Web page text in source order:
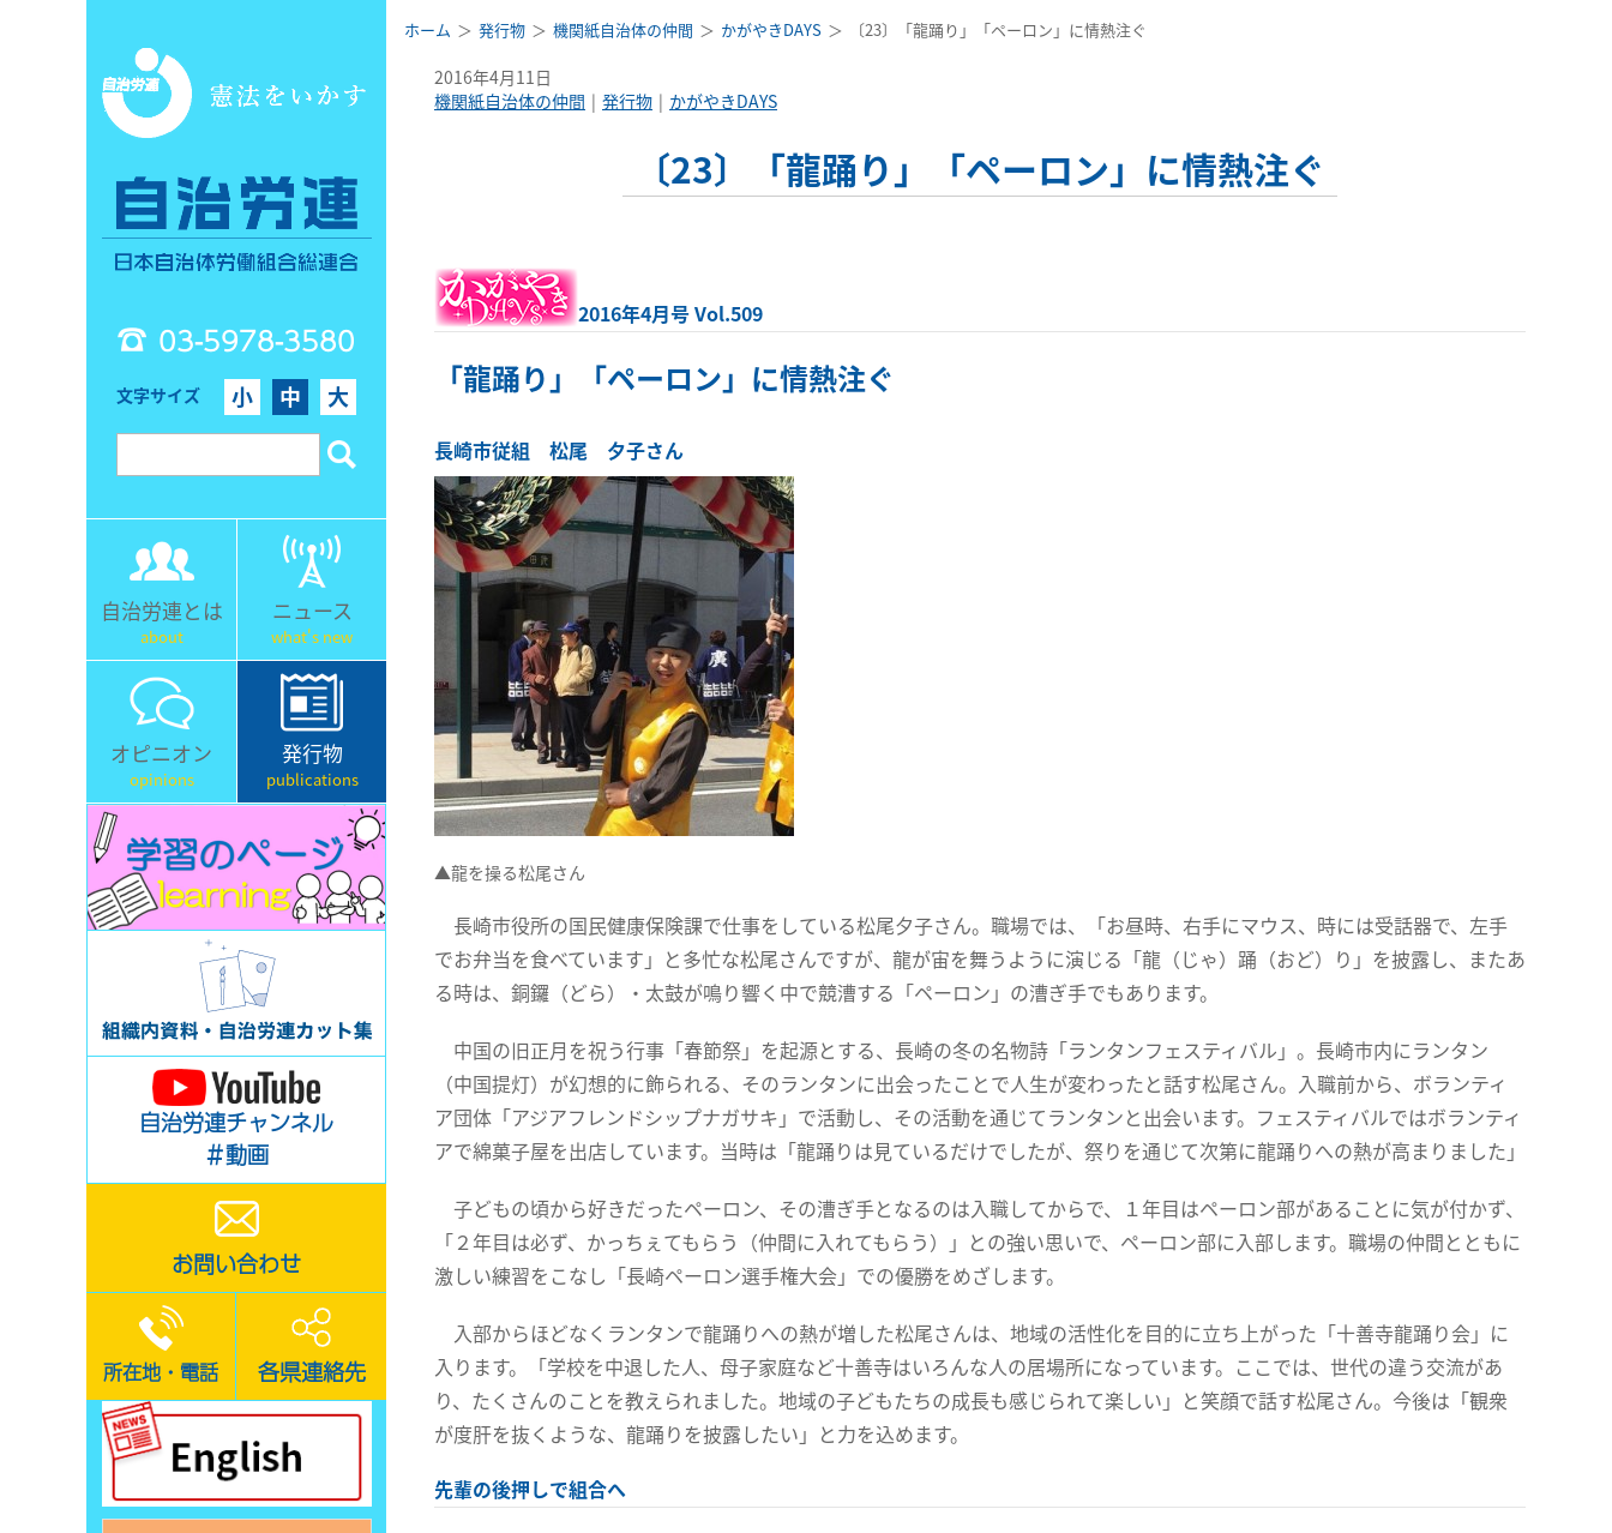
03-5978-3580
文字サイズ 小 中 大
自治労連とは
about
ニュース
what's new
オピニオン
opinions
発行物
publications
自治労連チャンネル
＃動画
お問い合わせ
所在地・電話 各県連絡先
ホーム 発行物 機関紙自治体の仲間 かがやきDAYS 〔23〕「龍踊り」「ペーロン」に情熱注ぐ
2016年4月11日
機関紙自治体の仲間
発行物 かがやきDAYS
〔23〕「龍踊り」「ペーロン」に情熱注ぐ
2016年4月号 Vol.509
「龍踊り」「ペーロン」に情熱注ぐ
長崎市従組 松尾 夕子さん
▲龍を操る松尾さん
長崎市役所の国民健康保険課で仕事をしている松尾夕子さん。職場では、「お昼時、右手にマウス、時には受話器で、左手
でお弁当を食べています」と多忙な松尾さんですが、龍が宙を舞うように演じる「龍（じゃ）踊（おど）り」を披露し、またあ
る時は、銅鑼（どら）・太鼓が鳴り響く中で競漕する「ペーロン」の漕ぎ手でもあります。
中国の旧正月を祝う行事「春節祭」を起源とする、長崎の冬の名物詩「ランタンフェスティバル」。長崎市内にランタン
（中国提灯）が幻想的に飾られる、そのランタンに出会ったことで人生が変わったと話す松尾さん。入職前から、ボランティ
ア団体「アジアフレンドシップナガサキ」で活動し、その活動を通じてランタンと出会います。フェスティバルではボランティ
アで綿菓子屋を出店しています。当時は「龍踊りは見ているだけでしたが、祭りを通じて次第に龍踊りへの熱が高まりました」
子どもの頃から好きだったペーロン、その漕ぎ手となるのは入職してからで、１年目はペーロン部があることに気が付かず、
「２年目は必ず、かっちぇてもらう（仲間に入れてもらう）」との強い思いで、ペーロン部に入部します。職場の仲間とともに
激しい練習をこなし「長崎ペーロン選手権大会」での優勝をめざします。
入部からほどなくランタンで龍踊りへの熱が増した松尾さんは、地域の活性化を目的に立ち上がった「十善寺龍踊り会」に
入ります。「学校を中退した人、母子家庭など十善寺はいろんな人の居場所になっています。ここでは、世代の違う交流があ
り、たくさんのことを教えられました。地域の子どもたちの成長も感じられて楽しい」と笑顔で話す松尾さん。今後は「観衆
が度肝を抜くような、龍踊りを披露したい」と力を込めます。
先輩の後押しで組合へ